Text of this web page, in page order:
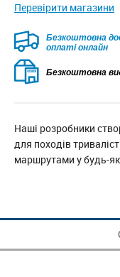
Перевірити магазини
Безкоштовна
оплаті онлайн
Безкоштовна
Наші розробники
для походів
маршрутами у будь-